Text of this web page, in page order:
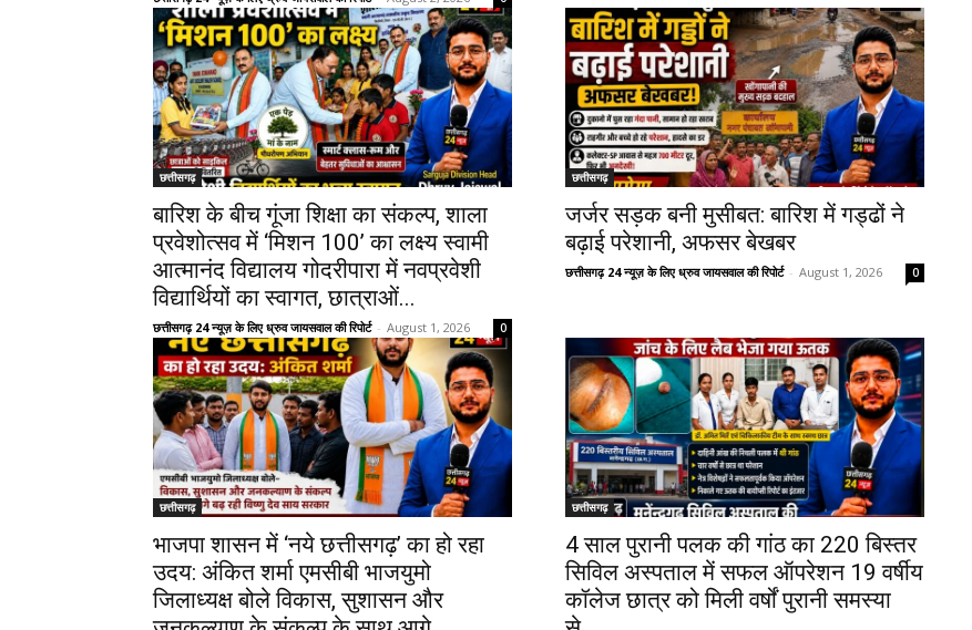
छत्तीसगढ़
बारिश के बीच गूंजा शिक्षा का संकल्प, शाला
प्रवेशोत्सव में ‘मिशन 100’ का लक्ष्य स्वामी
आत्मानंद विद्यालय गोदरीपारा में नवप्रवेशी
विद्यार्थियों का स्वागत, छात्राओं...
छत्तीसगढ़ 24 न्यूज़ के लिए ध्रुव जायसवाल की रिपोर्ट - August 1, 2026 0
छत्तीसगढ़
जर्जर सड़क बनी मुसीबत: बारिश में गड्ढों ने
बढ़ाई परेशानी, अफसर बेखबर
छत्तीसगढ़ 24 न्यूज़ के लिए ध्रुव जायसवाल की रिपोर्ट - August 1, 2026 0
छत्तीसगढ़
भाजपा शासन में ‘नये छत्तीसगढ़’ का हो रहा
उदय: अंकित शर्मा एमसीबी भाजयुमो
जिलाध्यक्ष बोले विकास, सुशासन और
छत्तीसगढ़
4 साल पुरानी पलक की गांठ का 220 बिस्तर
सिविल अस्पताल में सफल ऑपरेशन 19 वर्षीय
कॉलेज छात्र को मिली वर्षों पुरानी समस्या